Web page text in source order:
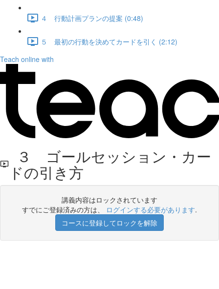
４ 行動計画プランの提案 (0:48)
５ 最初の行動を決めてカードを引く (2:12)
Teach online with
３ ゴールセッション・カー
ドの引き方
講義内容はロックされています
すでにご登録済みの方は、 ログインする必要があります.
コースに登録してロックを解除